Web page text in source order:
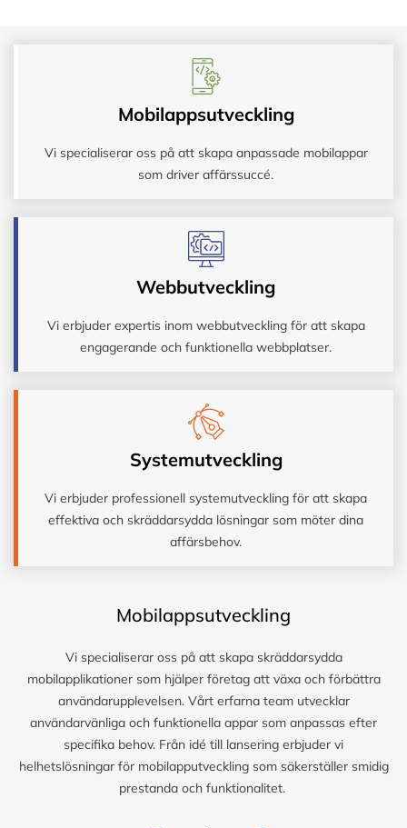
Mobilappsutveckling
Vi specialiserar oss på att skapa anpassade mobilappar
som driver affärssuccé.
Webbutveckling
Vi erbjuder expertis inom webbutveckling för att skapa
engagerande och funktionella webbplatser.
Systemutveckling
Vi erbjuder professionell systemutveckling för att skapa
effektiva och skräddarsydda lösningar som möter dina
affärsbehov.
Mobilappsutveckling
Vi specialiserar oss på att skapa skräddarsydda
mobilapplikationer som hjälper företag att växa och förbättra
användarupplevelsen. Vårt erfarna team utvecklar
användarvänliga och funktionella appar som anpassas efter
specifika behov. Från idé till lansering erbjuder vi
helhetslösningar för mobilapputveckling som säkerställer smidig
prestanda och funktionalitet.